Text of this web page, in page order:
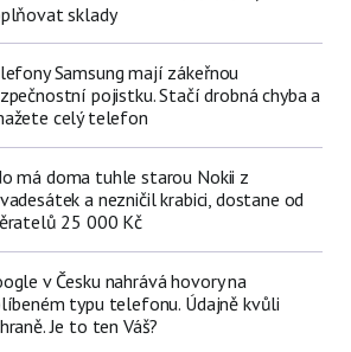
sklady
Samsung mají zákeřnou
pojistku. Stačí drobná chyba a
celý telefon
má doma tuhle starou Nokii z
a nezničil krabici, dostane od
25 000 Kč
v Česku nahrává hovory na
typu telefonu. Údajně kvůli
Je to ten Váš?